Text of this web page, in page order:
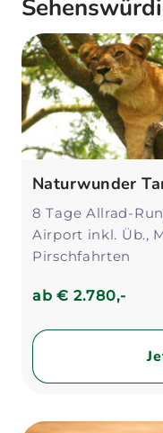
Naturwunder
8 Tage Allrad-
Airport inkl. Üb.,
Pirschfahrten
ab€ 2.780,-